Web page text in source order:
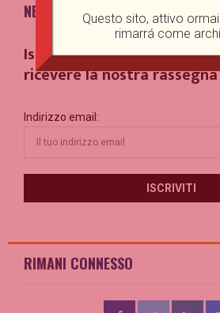
NEWSLETTER
Iscriviti alla nostra Mailing
ricevere la nostra
Indirizzo email:
RIMANI CONNESSO
Questo sito, attivo
rimarrá come